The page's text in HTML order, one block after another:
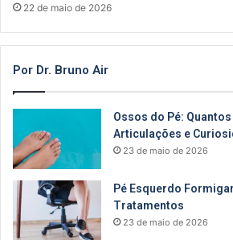
22 de maio de 2026
Por Dr. Bruno Air
Ossos do Pé:
Articulações e
23 de maio de 2026
Pé Esquerdo
Tratamentos
23 de maio de 2026